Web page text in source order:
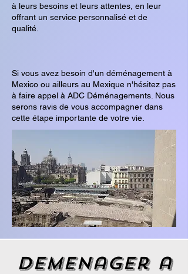
à leurs besoins et leurs attentes, en leur
offrant un service personnalisé et de
qualité.
Si vous avez besoin d'un déménagement à
Mexico ou ailleurs au Mexique n'hésitez pas
à faire appel à ADC Déménagements. Nous
serons ravis de vous accompagner dans
cette étape importante de votre vie.
demenager a